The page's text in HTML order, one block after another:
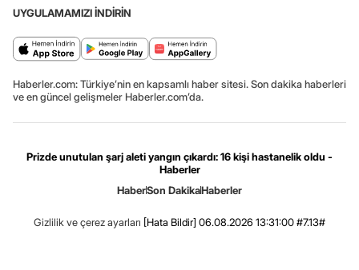
UYGULAMAMIZI İNDİRİN
Haberler.com: Türkiye’nin en kapsamlı haber sitesi. Son dakika haberleri
ve en güncel gelişmeler Haberler.com’da.
Prizde unutulan şarj aleti yangın çıkardı: 16 kişi hastanelik oldu -
Haberler
HaberSon DakikaHaberler
Gizlilik ve çerez ayarları [Hata Bildir] 06.08.2026 13:31:00 #7.13#